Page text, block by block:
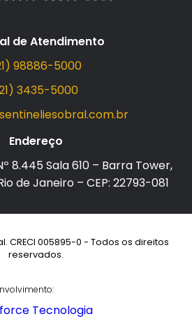
de Atendimento
98886-5000
3435-5000
Endereço
8.445 Sala 610 – Barra Tower,
de Janeiro – CEP: 22793-081
CRECI 005895-0 - Todos os direitos
reservados.